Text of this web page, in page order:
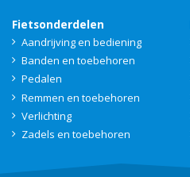
Fietsonderdelen
Aandrijving en bediening
Banden en toebehoren
Pedalen
Remmen en toebehoren
Verlichting
Zadels en toebehoren